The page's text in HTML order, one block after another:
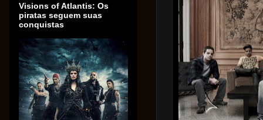
Visions of Atlantis: Os
piratas seguem suas
conquistas